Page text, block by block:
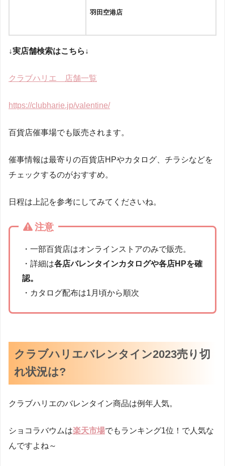
羽田空港店
↓実店舗検索はこちら↓
クラブハリエ 店舗一覧
https://clubharie.jp/valentine/
百貨店催事場でも販売されます。
催事情報は最寄りの百貨店HPやカタログ、チラシなどを
チェックするのがおすすめ。
日程は上記を参考にしてみてくださいね。
注意
・一部百貨店はオンラインストアのみで販売。
・詳細は各店バレンタインカタログや各店HPを確
認。
・カタログ配布は1月頃から順次
クラブハリエバレンタイン2023売り切
れ状況は?
クラブハリエのバレンタイン商品は例年人気。
ショコラバウムは楽天市場でもランキング1位！で人気な
んですよね～